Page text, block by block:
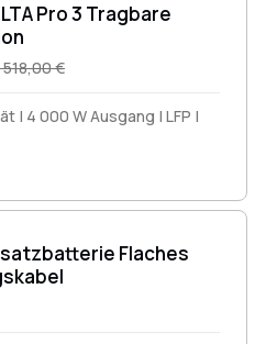
Pro 3 Tragbare
518,00 €
| 4 000 W Ausgang | LFP |
Flaches